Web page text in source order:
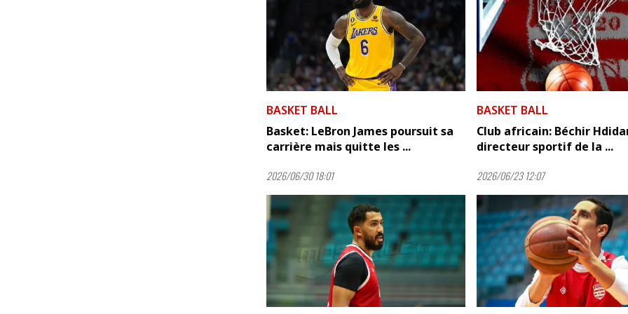
BASKET BALL
Basket: LeBron James poursuit sa
carrière mais quitte les ...
2026/06/30 18:01
BASKET BALL
Club africain: Béchir
directeur sportif de la ...
2026/06/23 12:07